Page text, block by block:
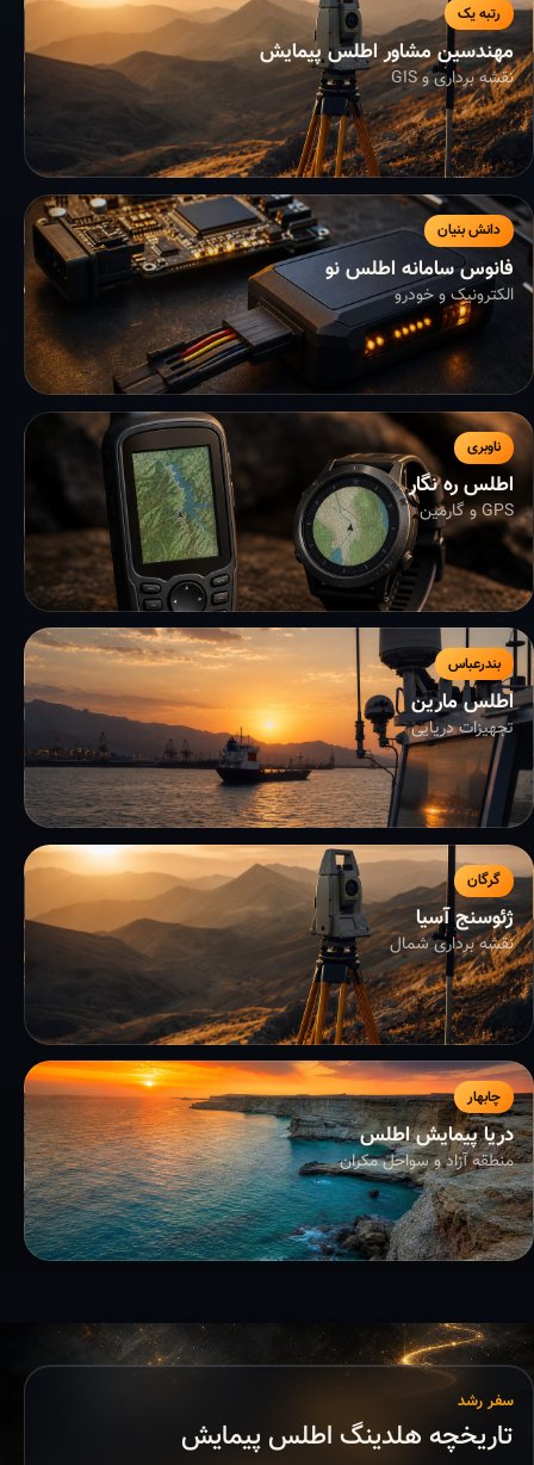
رتبه یک
مهندسین مشاور اطلس پیمایش
نقشه برداری و GIS
دانش بنیان
فانوس سامانه اطلس نو
الکترونیک و خودرو
ناوبری
اطلس ره نگار
GPS و گارمین
بندرعباس
اطلس مارین
تجهیزات دریایی
گرگان
ژئوسنج آسیا
نقشه برداری شمال
چابهار
دریا پیمایش اطلس
منطقه آزاد و سواحل مکران
سفر رشد
تاریخچه هلدینگ اطلس پیمایش